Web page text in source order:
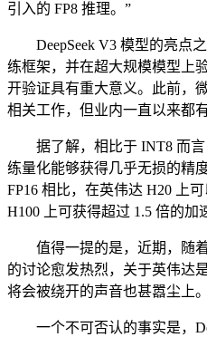
引入的 FP8 推理。”
DeepSeek V3 模型的亮点之
练框架，并在超大规模模型上
开验证具有重大意义。此前，
相关工作，但业内一直以来都
据了解，相比于 INT8 而言
练量化能够获得几乎无损的精
FP16 相比，在英伟达 H20 上
H100 上可获得超过 1.5 倍的加
值得一提的是，近期，随着
的讨论愈发热烈，关于英伟达
将会被绕开的声音也甚嚣尘上。
一个不可否认的事实是，